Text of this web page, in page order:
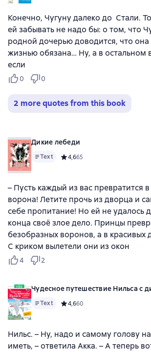
Конечно, Чугуну далеко до Стали.
ей забывать не надо бы: о том, что
родной дочерью доводится, что она
жизнью обязана… Ну, а в остальном
если
0 0
2 more quotes from this book
Дикие лебеди
Text Средний рейтинг 4,6 на основе
4,665
– Пусть каждый из вас превратится
ворона! Летите прочь из дворца и
себе пропитание! Но ей не удалось
конца своё злое дело. Принцы
безобразных воронов, а в красивых
С криком вылетели они из окон
4 2
Чудесное путешествие Нильса с
Text Средний рейтинг 4,6 на основе
4,660
Нильс. – Ну, надо и самому голову
иметь, – ответила Акка. – А теперь